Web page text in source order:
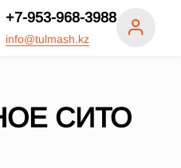
+7-953-968-3988
info@tulmash.kz
СИТО